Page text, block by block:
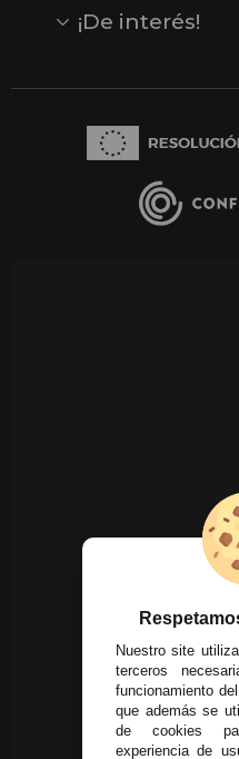
Opiniones
Reseñas en Google
¡De interés!
Nuestro site
terceros
funcionamiento
que además se
de cookies
experiencia de